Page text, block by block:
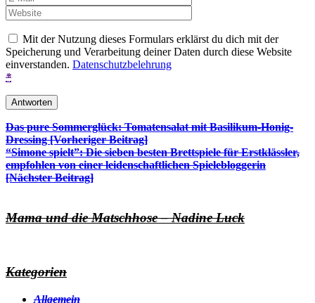
Mit der Nutzung dieses Formulars erklärst du dich mit der
Speicherung und Verarbeitung deiner Daten durch diese Website
einverstanden. Datenschutzbelehrung
*
Beitrags-
Navigation
Das pure Sommerglück: Tomatensalat mit Basilikum-Honig-
Dressing [Vorheriger Beitrag]
“Simone spielt”: Die sieben besten Brettspiele für Erstklässler,
empfohlen von einer leidenschaftlichen Spielebloggerin
[Nächster Beitrag]
Mama und die Matschhose – Nadine Luck
Kategorien
Allgemein